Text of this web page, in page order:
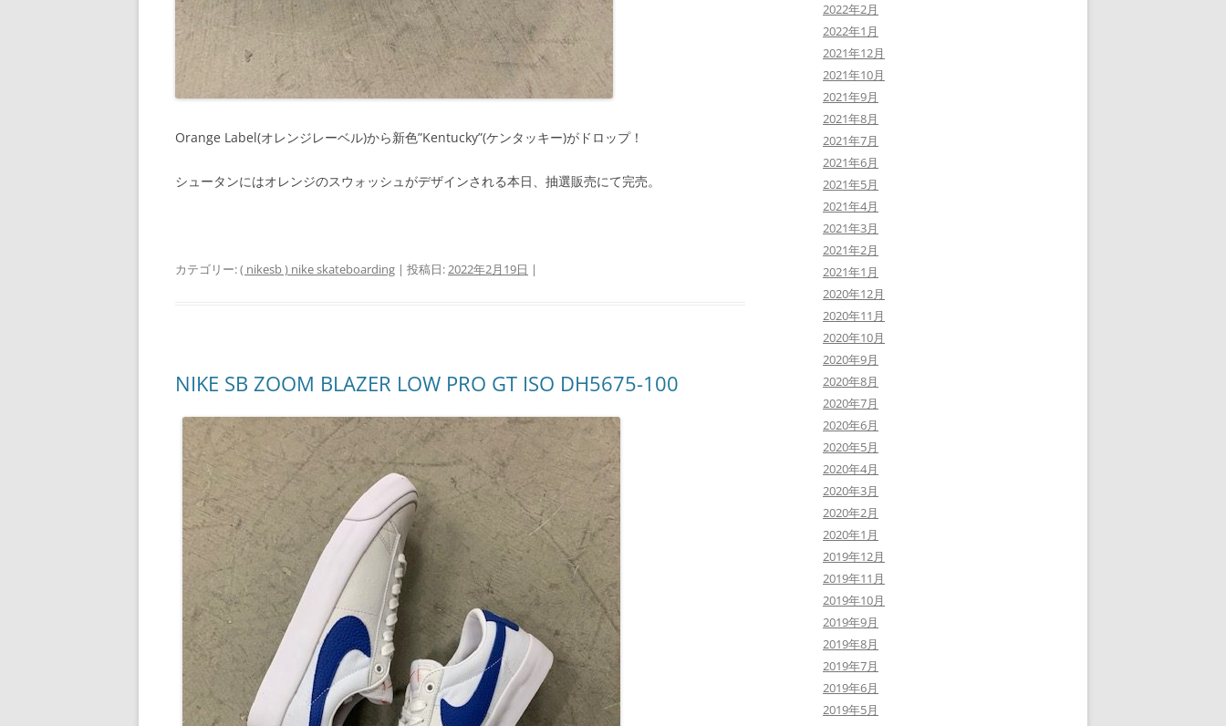
Orange Label(オレンジレーベル)から新色”Kentucky”(ケンタッキー)がドロップ！
シュータンにはオレンジのスウォッシュがデザインされる本日、抽選販売にて完売。
カテゴリー:( nikesb ) nike skateboarding | 投稿日:2022年2月19日 |
NIKE SB ZOOM BLAZER LOW PRO GT ISO DH5675-100
2022年2月
2022年1月
2021年12月
2021年10月
2021年9月
2021年8月
2021年7月
2021年6月
2021年5月
2021年4月
2021年3月
2021年2月
2021年1月
2020年12月
2020年11月
2020年10月
2020年9月
2020年8月
2020年7月
2020年6月
2020年5月
2020年4月
2020年3月
2020年2月
2020年1月
2019年12月
2019年11月
2019年10月
2019年9月
2019年8月
2019年7月
2019年6月
2019年5月